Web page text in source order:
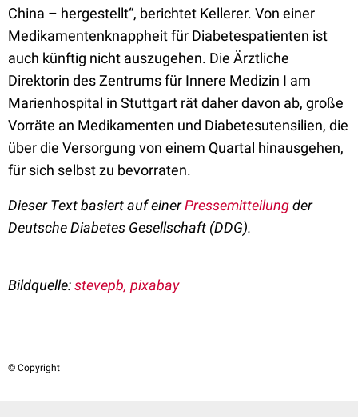
China – hergestellt“, berichtet Kellerer. Von einer
Medikamentenknappheit für Diabetespatienten ist
auch künftig nicht auszugehen. Die Ärztliche
Direktorin des Zentrums für Innere Medizin I am
Marienhospital in Stuttgart rät daher davon ab, große
Vorräte an Medikamenten und Diabetesutensilien, die
über die Versorgung von einem Quartal hinausgehen,
für sich selbst zu bevorraten.
Dieser Text basiert auf einerPressemitteilungder
Deutsche Diabetes Gesellschaft (DDG).
Bildquelle:stevepb, pixabay
© Copyright